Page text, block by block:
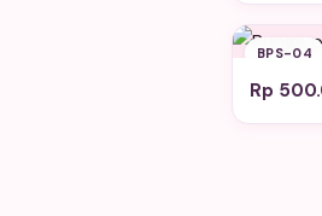
BPS-04
Rp